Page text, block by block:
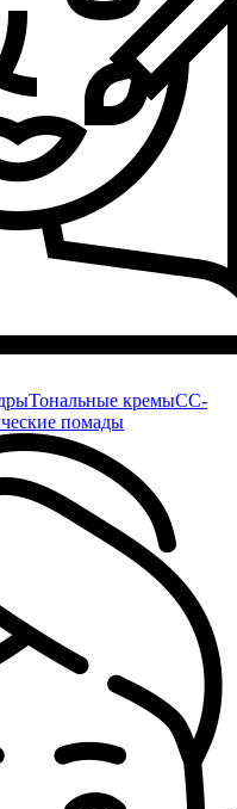
Тональные кремыCC-
помады